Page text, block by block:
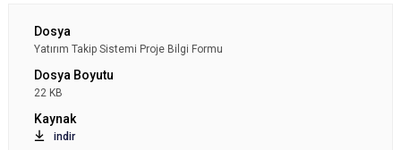
Yatırım Takip Sistemi Proje Bilgi Formu
22 KB
indir